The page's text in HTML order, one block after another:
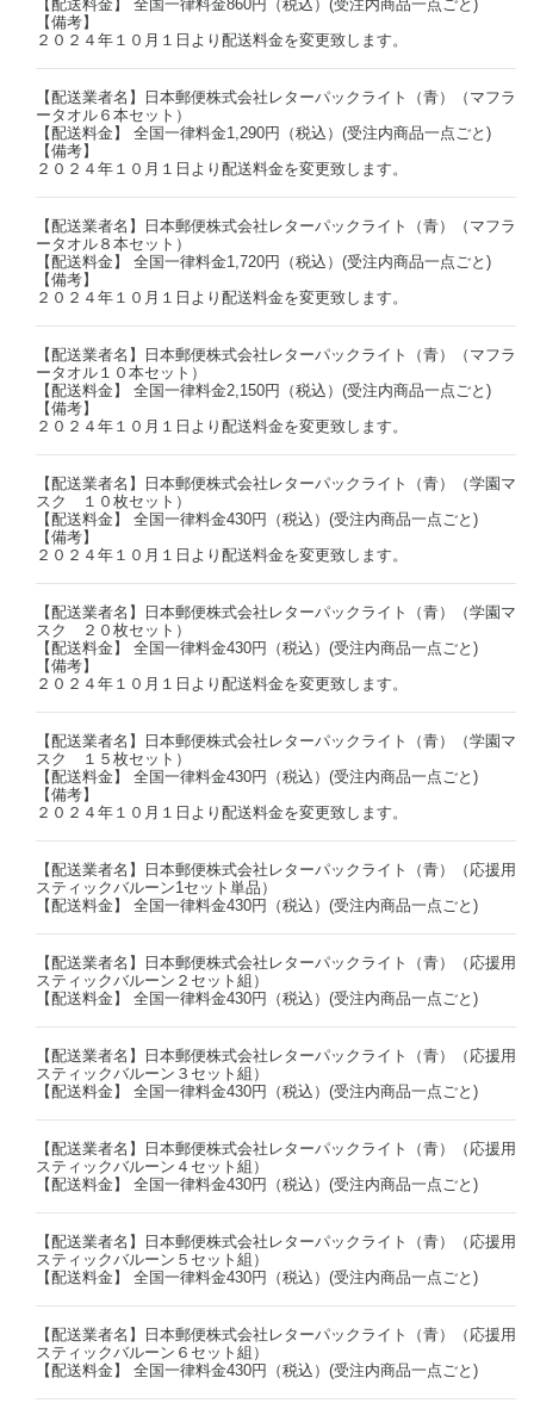
【配送料金】 全国一律料金860円（税込）(受注内商品一点ごと)
【備考】
２０２４年１０月１日より配送料金を変更致します。
【配送業者名】日本郵便株式会社レターパックライト（青）（マフラ
ータオル６本セット）
【配送料金】 全国一律料金1,290円（税込）(受注内商品一点ごと)
【備考】
２０２４年１０月１日より配送料金を変更致します。
【配送業者名】日本郵便株式会社レターパックライト（青）（マフラ
ータオル８本セット）
【配送料金】 全国一律料金1,720円（税込）(受注内商品一点ごと)
【備考】
２０２４年１０月１日より配送料金を変更致します。
【配送業者名】日本郵便株式会社レターパックライト（青）（マフラ
ータオル１０本セット）
【配送料金】 全国一律料金2,150円（税込）(受注内商品一点ごと)
【備考】
２０２４年１０月１日より配送料金を変更致します。
【配送業者名】日本郵便株式会社レターパックライト（青）（学園マ
スク １０枚セット）
【配送料金】 全国一律料金430円（税込）(受注内商品一点ごと)
【備考】
２０２４年１０月１日より配送料金を変更致します。
【配送業者名】日本郵便株式会社レターパックライト（青）（学園マ
スク ２０枚セット）
【配送料金】 全国一律料金430円（税込）(受注内商品一点ごと)
【備考】
２０２４年１０月１日より配送料金を変更致します。
【配送業者名】日本郵便株式会社レターパックライト（青）（学園マ
スク １５枚セット）
【配送料金】 全国一律料金430円（税込）(受注内商品一点ごと)
【備考】
２０２４年１０月１日より配送料金を変更致します。
【配送業者名】日本郵便株式会社レターパックライト（青）（応援用
スティックバルーン1セット単品）
【配送料金】 全国一律料金430円（税込）(受注内商品一点ごと)
【配送業者名】日本郵便株式会社レターパックライト（青）（応援用
スティックバルーン２セット組）
【配送料金】 全国一律料金430円（税込）(受注内商品一点ごと)
【配送業者名】日本郵便株式会社レターパックライト（青）（応援用
スティックバルーン３セット組）
【配送料金】 全国一律料金430円（税込）(受注内商品一点ごと)
【配送業者名】日本郵便株式会社レターパックライト（青）（応援用
スティックバルーン４セット組）
【配送料金】 全国一律料金430円（税込）(受注内商品一点ごと)
【配送業者名】日本郵便株式会社レターパックライト（青）（応援用
スティックバルーン５セット組）
【配送料金】 全国一律料金430円（税込）(受注内商品一点ごと)
【配送業者名】日本郵便株式会社レターパックライト（青）（応援用
スティックバルーン６セット組）
【配送料金】 全国一律料金430円（税込）(受注内商品一点ごと)